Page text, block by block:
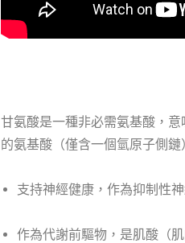
甘氨酸是一種非必需氨基酸，
的氨基酸（僅含一個氫原子側鏈
支持神經健康，作為抑制性
作為代謝前驅物，是肌酸（